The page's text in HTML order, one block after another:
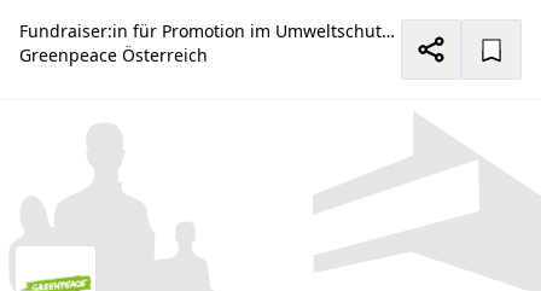
Fundraiser:in für Promotion im Umweltschutz (m/w/d)
Greenpeace Österreich